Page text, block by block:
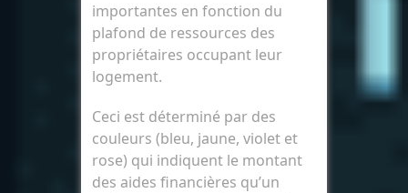
importantes en fonction du
plafond de ressources des
propriétaires occupant leur
logement.
Ceci est déterminé par des
couleurs (bleu, jaune, violet et
rose) qui indiquent le montant
des aides financières qu’un